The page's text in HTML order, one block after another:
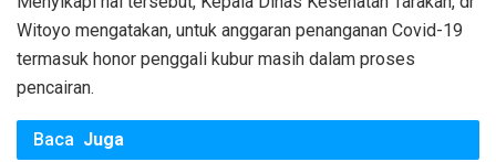
Witoyo mengatakan, untuk anggaran penanganan Covid-19
termasuk honor penggali kubur masih dalam proses
pencairan.
Baca Juga